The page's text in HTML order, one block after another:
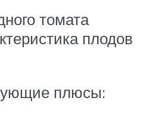
томата
плодов
плюсы: